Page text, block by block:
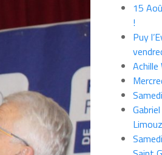
15
!
Puy